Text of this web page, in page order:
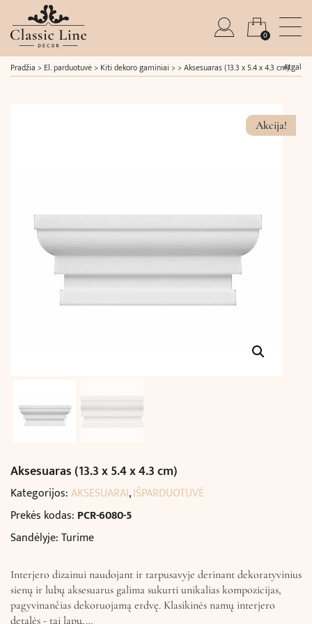
0
Pradžia > El. parduotuvė> Kiti dekoro gaminiai > > Aksesuaras (13.3 x 5.4 x 4.3 cm)Atgal
Akcija!
Aksesuaras (13.3 x 5.4 x 4.3 cm)
Kategorijos:AKSESUARAI,IŠPARDUOTUVĖ
Prekės kodas: PCR-6080-5
Sandėlyje: Turime
Interjero dizainui naudojant ir tarpusavyje derinant dekoratyvinius
sienų ir lubų aksesuarus galima sukurti unikalias kompozicijas,
pagyvinančias dekoruojamą erdvę. Klasikinės namų interjero
detalės - tai lapų,…